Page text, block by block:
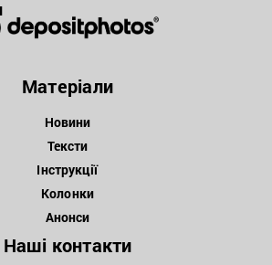
Матеріали
Новини
Тексти
Інструкції
Колонки
Анонси
Наші контакти